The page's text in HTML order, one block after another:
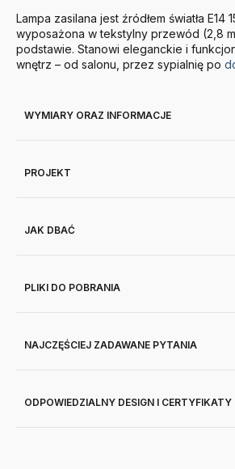
Lampa zasilana jest źródłem światła E14
wyposażona w tekstylny przewód (2,8
podstawie. Stanowi eleganckie i
wnętrz – od salonu, przez sypialnię po
WYMIARY ORAZ INFORMACJE
PROJEKT
JAK DBAĆ
PLIKI DO POBRANIA
NAJCZĘŚCIEJ ZADAWANE PYTANIA
ODPOWIEDZIALNY DESIGN I CERTYFIKATY